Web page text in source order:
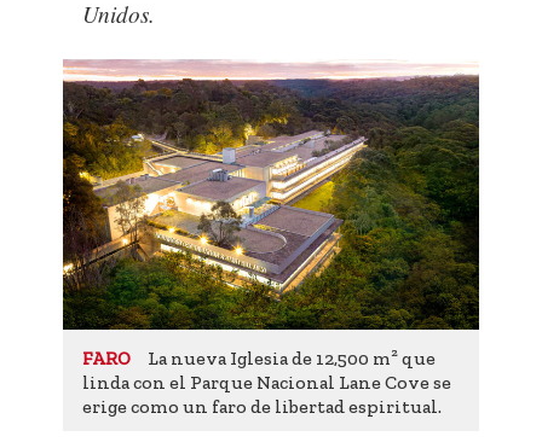
Unidos.
FARO
La nueva Iglesia de 12,500 m² que
linda con el Parque Nacional Lane Cove se
erige como un faro de libertad espiritual.